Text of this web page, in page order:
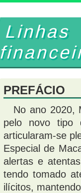
PREFÁCIO
No ano 2020,
pelo novo tipo
articularam-se
Especial de
alertas e
tendo tomado
ilícitos,